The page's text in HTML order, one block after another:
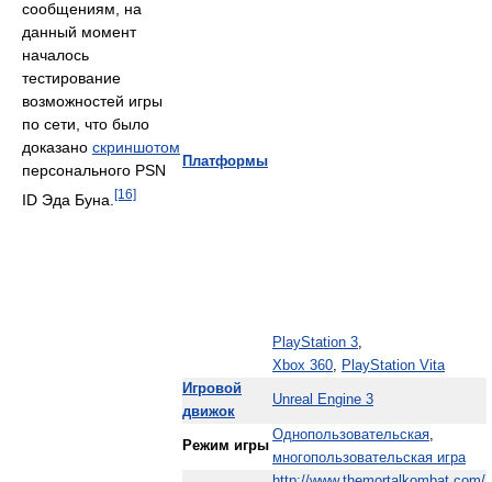
Платформы
PlayStation 3,
Xbox 360, PlayStation Vita
Игровой
движок
Unreal Engine 3
Режим игры
Однопользовательская,
многопользовательская игра
сообщениям, на
данный момент
началось
тестирование
возможностей игры
по сети, что было
доказано скриншотом
персонального PSN
ID Эда Буна. [16]